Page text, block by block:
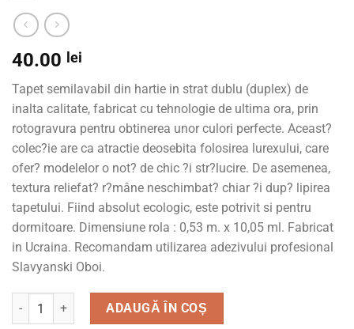
40.00 lei
Tapet semilavabil din hartie in strat dublu (duplex) de
inalta calitate, fabricat cu tehnologie de ultima ora, prin
rotogravura pentru obtinerea unor culori perfecte. Aceast?
colec?ie are ca atractie deosebita folosirea lurexului, care
ofer? modelelor o not? de chic ?i str?lucire. De asemenea,
textura reliefat? r?mâne neschimbat? chiar ?i dup? lipirea
tapetului. Fiind absolut ecologic, este potrivit si pentru
dormitoare. Dimensiune rola : 0,53 m. x 10,05 ml. Fabricat
in Ucraina. Recomandam utilizarea adezivului profesional
Slavyanski Oboi.
Cantitate Tapet semilavabil, duplex, hartie, 4054-06 Sevilla
ADAUGĂ ÎN COȘ